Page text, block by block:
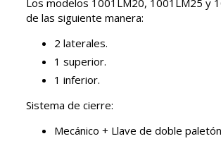
Los modelos 1001LM20, 1001LM25 y
de las siguiente manera:
2 laterales.
1 superior.
1 inferior.
Sistema de cierre:
Mecánico + Llave de doble